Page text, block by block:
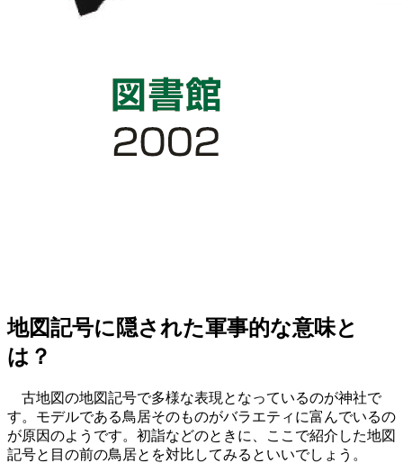
地図記号に隠された軍事的な意味と
は？
古地図の地図記号で多様な表現となっているのが神社で
す。モデルである鳥居そのものがバラエティに富んでいるの
が原因のようです。初詣などのときに、ここで紹介した地図
記号と目の前の鳥居とを対比してみるといいでしょう。